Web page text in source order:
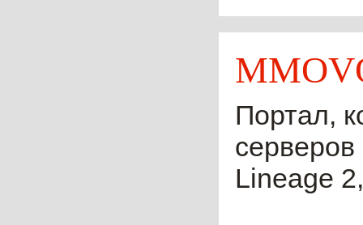
Портал,
Lineage